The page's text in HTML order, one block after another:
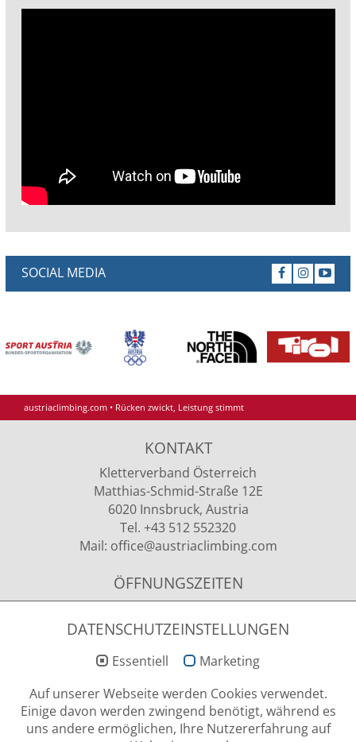
SOCIAL MEDIA
austriaclimbing.com • Rücken zwickt, Leistung stimmt
KONTAKT
Kletterverband Österreich
Matthias-Schmid-Straße 12E
6020 Innsbruck, Austria
Tel. +43 512 552320
Mail: office@austriaclimbing.com
ÖFFNUNGSZEITEN
09.00 - 12.00 Uhr & 13.00 - 15.00 Uhr
NEWSLETTER ANMELDUNG
DATENSCHUTZEINSTELLUNGEN
Essentiell
Marketing
Auf unserer Webseite werden Cookies verwendet.
Einige davon werden zwingend benötigt, während es
uns andere ermöglichen, Ihre Nutzererfahrung auf